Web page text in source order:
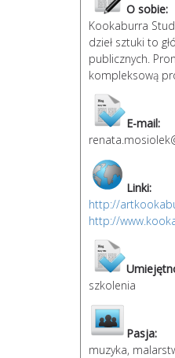
O sobie:
Kookaburra
dzieł sztuki to
publicznych.
kompleksową
E-mail:
Linki:
http://
http://
szkolenia
Pasja:
muzyka,